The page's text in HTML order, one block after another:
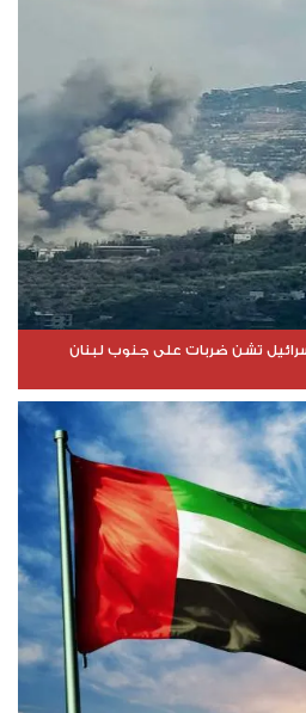
تشن ضربات على جنوب لبنان